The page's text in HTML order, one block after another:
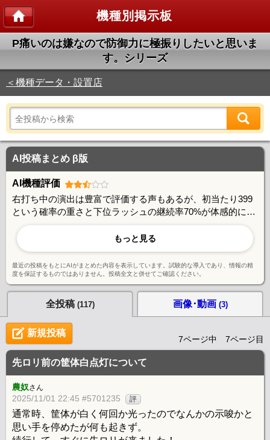
機種別掲示板
P痛いのは嫌なので防御力に極振りしたいと思いま
す。シリーズ
＜機種データ・設置店
AI投稿まとめ β版
AI機種評価
右打ち中の演出は豊富で評価する声もあるが、初当たり399
という確率の重さと下位ラッシュの継続率70%が体感的に低
く感じられ、駆け抜けの多さに不満が集中している。先ロリ
などの予告演出は一定の占有率があるものの信頼度に課題が
あり、スペック全体として安定志向のユーザーには厳しいと
の意見が多い。
もっと見る
最近の投稿をもとにAIがまとめた内容を表示しています。試験的な導入であり、情報の精
度を保証するものではありません。投稿全文と併せてご確認ください。
全投稿 (117) 画像･動画 (3)
新規投稿
7ページ中 7ページ目
先ロリ前の筐体白点灯について
農奴さん
2025/11/01 22:45 #5701235 評
通常時、筐体が白く何回か光ったのでなんかの示唆かと
思い手を停めたが何も起きず。